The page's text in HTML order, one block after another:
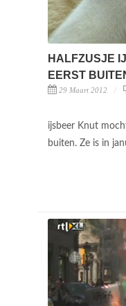
HALFZUSJE
EERST
29 Maart 2012
ijsbeer Knut
buiten. Ze is in